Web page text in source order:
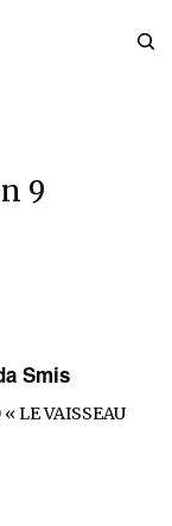
9
Smis
LE VAISSEAU